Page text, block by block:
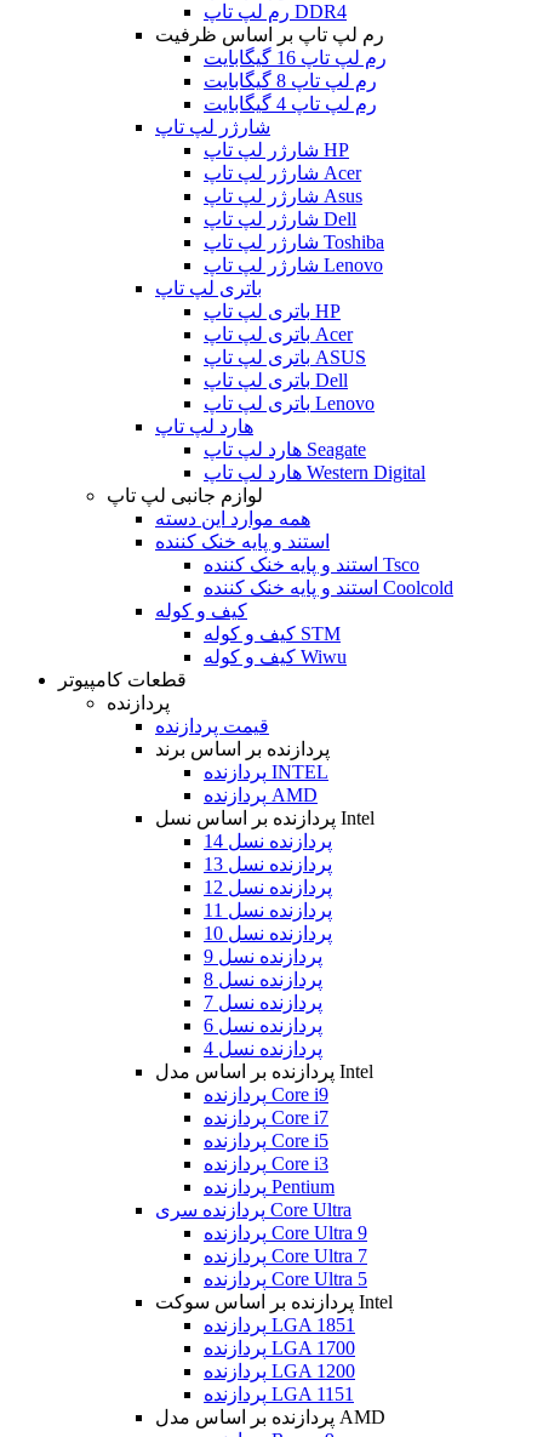
رم لپ تاپ DDR4
رم لپ تاپ بر اساس ظرفیت
رم لپ تاپ 16 گیگابایت
رم لپ تاپ 8 گیگابایت
رم لپ تاپ 4 گیگابایت
شارژر لپ تاپ
شارژر لپ تاپ HP
شارژر لپ تاپ Acer
شارژر لپ تاپ Asus
شارژر لپ تاپ Dell
شارژر لپ تاپ Toshiba
شارژر لپ تاپ Lenovo
باتری لپ تاپ
باتری لپ تاپ HP
باتری لپ تاپ Acer
باتری لپ تاپ ASUS
باتری لپ تاپ Dell
باتری لپ تاپ Lenovo
هارد لپ تاپ
هارد لپ تاپ Seagate
هارد لپ تاپ Western Digital
لوازم جانبی لپ تاپ
همه موارد این دسته
استند و پایه خنک کننده
استند و پایه خنک کننده Tsco
استند و پایه خنک کننده Coolcold
کیف و کوله
کیف و کوله STM
کیف و کوله Wiwu
قطعات کامپیوتر
پردازنده
قیمت پردازنده
پردازنده بر اساس برند
پردازنده INTEL
پردازنده AMD
پردازنده بر اساس نسل Intel
پردازنده نسل 14
پردازنده نسل 13
پردازنده نسل 12
پردازنده نسل 11
پردازنده نسل 10
پردازنده نسل 9
پردازنده نسل 8
پردازنده نسل 7
پردازنده نسل 6
پردازنده نسل 4
پردازنده بر اساس مدل Intel
پردازنده Core i9
پردازنده Core i7
پردازنده Core i5
پردازنده Core i3
پردازنده Pentium
پردازنده سری Core Ultra
پردازنده Core Ultra 9
پردازنده Core Ultra 7
پردازنده Core Ultra 5
پردازنده بر اساس سوکت Intel
پردازنده LGA 1851
پردازنده LGA 1700
پردازنده LGA 1200
پردازنده LGA 1151
پردازنده بر اساس مدل AMD